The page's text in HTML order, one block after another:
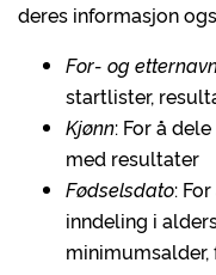
deres informasjon
For- og
startlister,
Kjønn: For å
med resultater
Fødselsdato:
inndeling i